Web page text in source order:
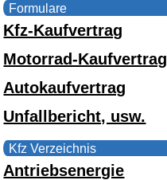
Formulare
Kfz-Kaufvertrag
Motorrad-Kaufvertrag
Autokaufvertrag
Unfallbericht, usw.
Kfz Verzeichnis
Antriebsenergie